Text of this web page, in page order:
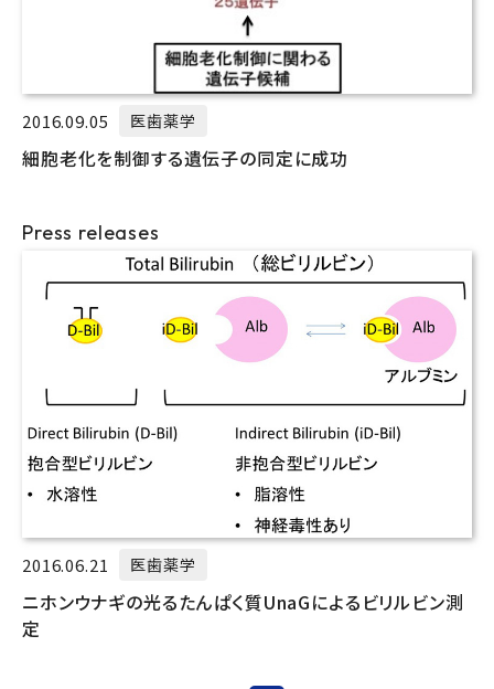
2016.09.05 医歯薬学
細胞老化を制御する遺伝子の同定に成功
Press releases
2016.06.21 医歯薬学
ニホンウナギの光るたんぱく質UnaGによるビリルビン測
定